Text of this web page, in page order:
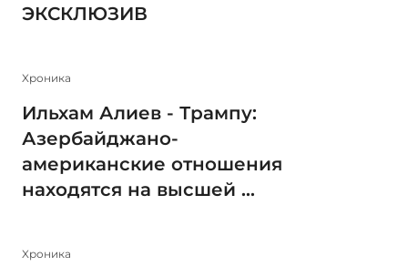
ЭКСКЛЮЗИВ
Xроника
Ильхам Алиев - Трампу:
Азербайджано-
американские отношения
находятся на высшей ...
Xроника